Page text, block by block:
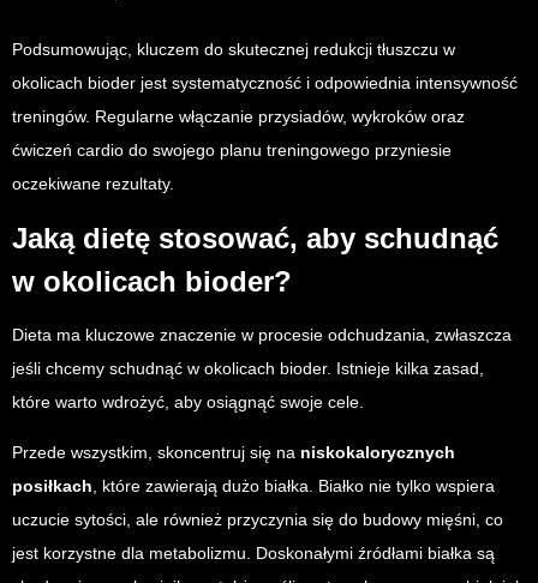
Podsumowując, kluczem do skutecznej redukcji tłuszczu w
okolicach bioder jest systematyczność i odpowiednia intensywność
treningów. Regularne włączanie przysiadów, wykroków oraz
ćwiczeń cardio do swojego planu treningowego przyniesie
oczekiwane rezultaty.
Jaką dietę stosować, aby schudnąć
w okolicach bioder?
Dieta ma kluczowe znaczenie w procesie odchudzania, zwłaszcza
jeśli chcemy schudnąć w okolicach bioder. Istnieje kilka zasad,
które warto wdrożyć, aby osiągnąć swoje cele.
Przede wszystkim, skoncentruj się na niskokalorycznych
posiłkach , które zawierają dużo białka. Białko nie tylko wspiera
uczucie sytości, ale również przyczynia się do budowy mięśni, co
jest korzystne dla metabolizmu. Doskonałymi źródłami białka są